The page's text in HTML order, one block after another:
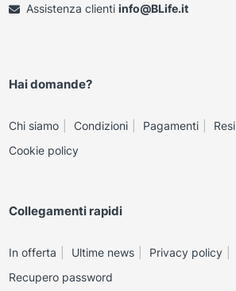
Assistenza clienti info@BLife.it
Hai domande?
Chi siamo Condizioni Pagamenti Resi
Cookie policy
Collegamenti rapidi
In offerta Ultime news Privacy policy
Recupero password